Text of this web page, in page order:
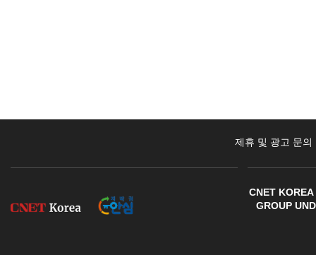
제휴 및 광고 문의
CNET
GROUP